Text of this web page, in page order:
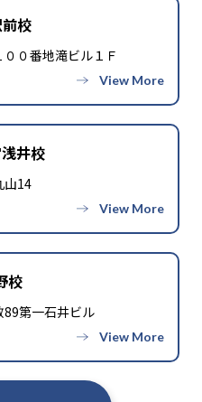
校
０番地滝ビル１Ｆ
井校
山14
校
89第一石井ビル